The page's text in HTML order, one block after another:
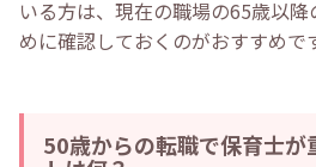
いる方は、現在の職場の65歳以降
めに確認しておくのがおすすめで
50歳からの転職で保育士が